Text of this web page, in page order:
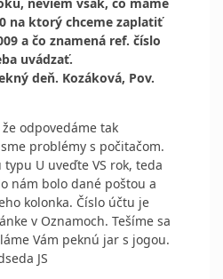
na ktorý chceme zaplatiť
a čo znamená ref. číslo
uvádzať.
deň. Kozáková, Pov.
odpovedáme tak
problémy s počitačom.
U uveďte VS rok, teda
nám bolo dané poštou a
kolonka. Číslo účtu je
v Oznamoch. Tešíme sa
Vám peknú jar s jogou.
JS